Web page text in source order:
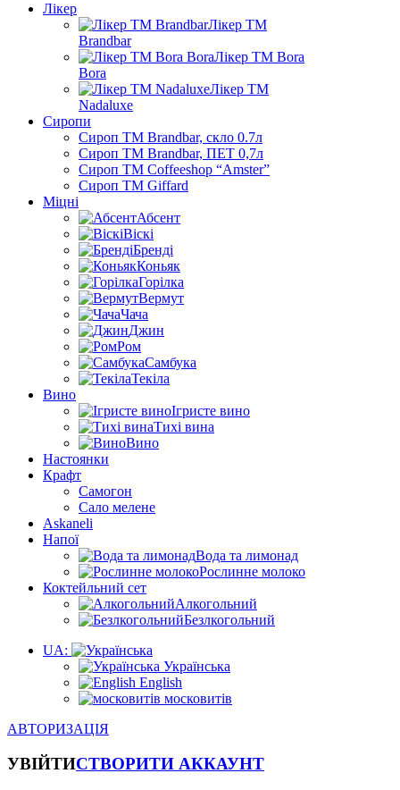
Лікер
Лікер ТМ
Brandbar
Лікер ТМ Bora
Bora
Лікер ТМ
Nadaluxe
Сиропи
Сироп TM Brandbar, скло 0.7л
Сироп TM Brandbar, ПЕТ 0,7л
Сироп TM Coffeeshop “Amster”
Сироп TM Giffard
Міцні
Абсент
Віскі
Бренді
Коньяк
Горілка
Вермут
Чача
Джин
Ром
Самбука
Текіла
Вино
Ігристе вино
Тихі вина
Вино
Настоянки
Крафт
Самогон
Сало мелене
Askaneli
Напої
Вода та лимонад
Рослинне молоко
Коктейльний сет
Алкогольний
Безлкогольний
UA:
Українська
English
московитів
АВТОРИЗАЦІЯ
УВІЙТИСТВОРИТИ АККАУНТ